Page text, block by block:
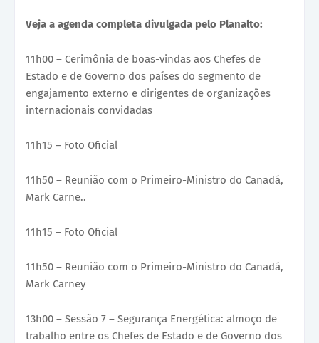
Veja a agenda completa divulgada pelo Planalto:
11h00 – Cerimônia de boas-vindas aos Chefes de
Estado e de Governo dos países do segmento de
engajamento externo e dirigentes de organizações
internacionais convidadas
11h15 – Foto Oficial
11h50 – Reunião com o Primeiro-Ministro do Canadá,
Mark Carne..
11h15 – Foto Oficial
11h50 – Reunião com o Primeiro-Ministro do Canadá,
Mark Carney
13h00 – Sessão 7 – Segurança Energética: almoço de
trabalho entre os Chefes de Estado e de Governo dos